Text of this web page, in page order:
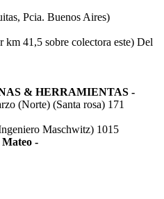
Pcia. Buenos Aires)
41,5 sobre colectora este) Del
& HERRAMIENTAS -
(Norte) (Santa rosa) 171
Maschwitz) 1015
-